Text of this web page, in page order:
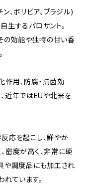
、ボリビア、ブラジル)
生するパロサント。
の効能や独特の甘い香
作用、防腐・抗菌効
近年ではEUや北米を
応を起こし、鮮やか
密度が高く、非常に硬
や調度品にも加工され
れています。